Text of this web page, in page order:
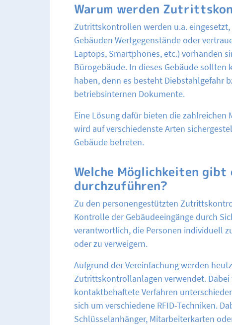
Warum werden
Zutrittskontrollen werden u.a.
Gebäuden Wertgegenstände oder
Laptops, Smartphones, etc.) vorhanden
Bürogebäude. In dieses Gebäude
haben, denn es besteht Diebstahlgefahr
betriebsinternen Dokumente.
Eine Lösung dafür bieten die
wird auf verschiedenste Arten
Gebäude betreten.
Welche Möglichkeiten
durchzuführen?
Zu den personengestützten
Kontrolle der Gebäudeeingänge durch
verantwortlich, die Personen individuell
oder zu verweigern.
Aufgrund der Vereinfachung werden
Zutrittskontrollanlagen verwendet.
kontaktbehaftete Verfahren
sich um verschiedene RFID-Techniken.
Schlüsselanhänger, Mitarbeiterkarten